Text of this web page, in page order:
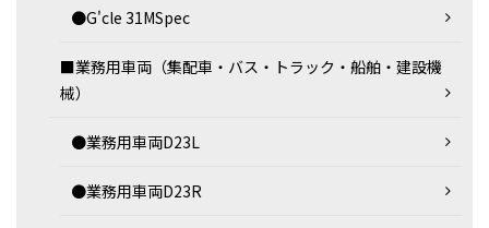
●G'cle 31MSpec
■業務用車両（集配車・バス・トラック・船舶・建設機
械）
●業務用車両D23L
●業務用車両D23R